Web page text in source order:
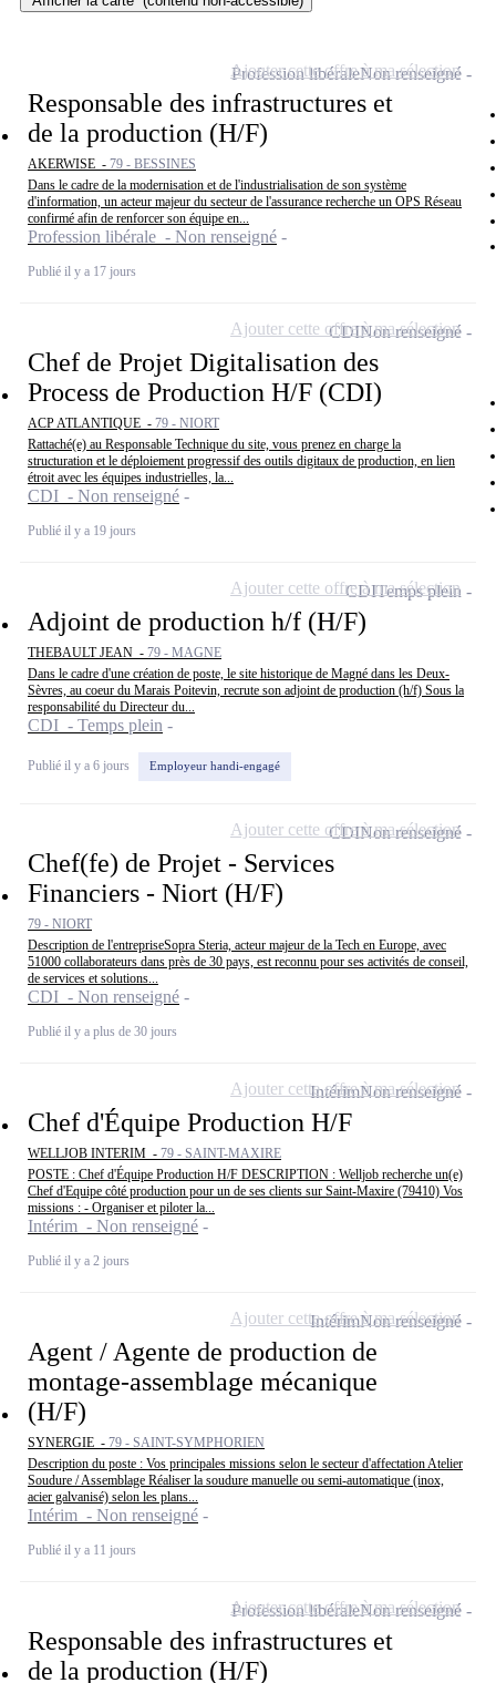
Responsable des infrastructures et
de la production (H/F)
AKERWISE - 79 - BESSINES
Dans le cadre de la modernisation et de l'industrialisation de son système
d'information, un acteur majeur du secteur de l'assurance recherche un OPS Réseau
confirmé afin de renforcer son équipe en...
Profession libérale - Non renseigné
Publié il y a 17 jours
Profession libéraleNon renseigné
Ajouter cette offre à ma sélection
Chef de Projet Digitalisation des
Process de Production H/F (CDI)
ACP ATLANTIQUE - 79 - NIORT
Rattaché(e) au Responsable Technique du site, vous prenez en charge la
structuration et le déploiement progressif des outils digitaux de production, en lien
étroit avec les équipes industrielles, la...
CDI - Non renseigné
Publié il y a 19 jours
CDINon renseigné
Ajouter cette offre à ma sélection
Adjoint de production h/f (H/F)
THEBAULT JEAN - 79 - MAGNE
Dans le cadre d'une création de poste, le site historique de Magné dans les Deux-
Sèvres, au coeur du Marais Poitevin, recrute son adjoint de production (h/f) Sous la
responsabilité du Directeur du...
CDI - Temps plein
Publié il y a 6 jours Employeur handi-engagé
CDITemps plein
Ajouter cette offre à ma sélection
Chef(fe) de Projet - Services
Financiers - Niort (H/F)
79 - NIORT
Description de l'entrepriseSopra Steria, acteur majeur de la Tech en Europe, avec
51000 collaborateurs dans près de 30 pays, est reconnu pour ses activités de conseil,
de services et solutions...
CDI - Non renseigné
Publié il y a plus de 30 jours
CDINon renseigné
Ajouter cette offre à ma sélection
Chef d'Équipe Production H/F
WELLJOB INTERIM - 79 - SAINT-MAXIRE
POSTE : Chef d'Équipe Production H/F DESCRIPTION : Welljob recherche un(e)
Chef d'Equipe côté production pour un de ses clients sur Saint-Maxire (79410) Vos
missions : - Organiser et piloter la...
Intérim - Non renseigné
Publié il y a 2 jours
IntérimNon renseigné
Ajouter cette offre à ma sélection
Agent / Agente de production de
montage-assemblage mécanique
(H/F)
SYNERGIE - 79 - SAINT-SYMPHORIEN
Description du poste : Vos principales missions selon le secteur d'affectation Atelier
Soudure / Assemblage Réaliser la soudure manuelle ou semi-automatique (inox,
acier galvanisé) selon les plans...
Intérim - Non renseigné
Publié il y a 11 jours
IntérimNon renseigné
Ajouter cette offre à ma sélection
Responsable des infrastructures et
de la production (H/F)
Profession libéraleNon renseigné
Ajouter cette offre à ma sélection